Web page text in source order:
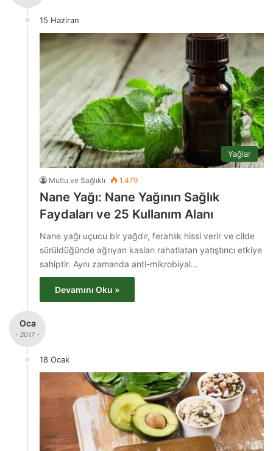
15 Haziran
Yağlar
Mutlu ve Sağlıklı 1.479
Nane Yağı: Nane Yağının Sağlık
Faydaları ve 25 Kullanım Alanı
Nane yağı uçucu bir yağdır, ferahlık hissi verir ve cilde
sürüldüğünde ağrıyan kasları rahatlatan yatıştırıcı etkiye
sahiptir. Aynı zamanda anti-mikrobiyal…
Devamını Oku »
Oca
- 2017 -
18 Ocak